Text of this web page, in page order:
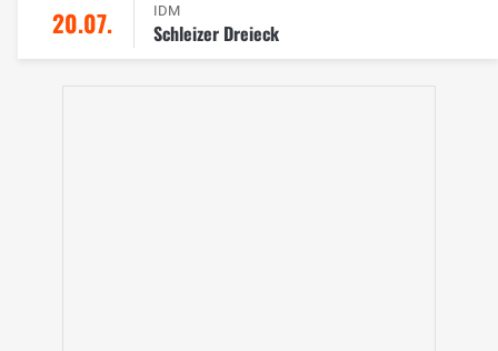
20.07. IDM
Schleizer Dreieck